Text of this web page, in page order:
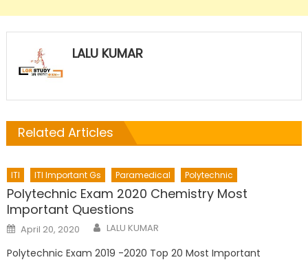
LALU KUMAR
Related Articles
ITI ITI Important Gs Paramedical Polytechnic
Polytechnic Exam 2020 Chemistry Most
Important Questions
Posted
on
April 20, 2020 Author
LALU KUMAR
Polytechnic Exam 2019 -2020 Top 20 Most Important